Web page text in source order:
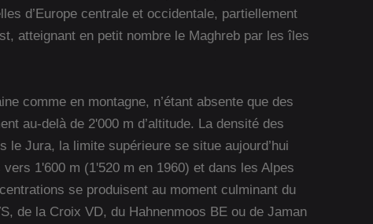
d’Europe centrale et occidentale, partiellement
atteignant en petit nombre le Maghreb par les îles
comme en montagne, n’étant absente que des
au-delà de 2'000 m d’altitude. La densité des
le Jura, la limite supérieure se situe aujourd’hui
1'600 m (1'520 m en 1960) et dans les Alpes
se produisent au moment culminant du
de la Croix VD, du Hahnenmoos BE ou de Jaman